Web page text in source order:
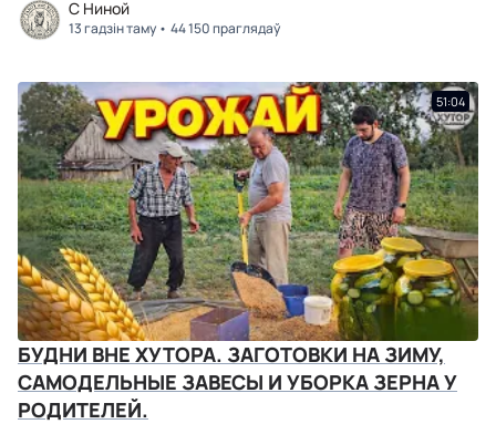
C Ниной
13 гадзін таму 44 150 праглядаў
51:04
БУДНИ ВНЕ ХУТОРА. ЗАГОТОВКИ НА ЗИМУ,
САМОДЕЛЬНЫЕ ЗАВЕСЫ И УБОРКА ЗЕРНА У
РОДИТЕЛЕЙ.